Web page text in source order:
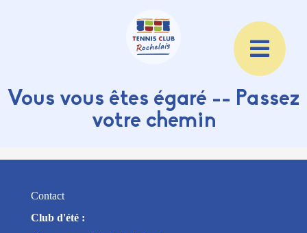
Vous vous êtes égaré -- Passez
votre chemin
Contact
Club d'été :